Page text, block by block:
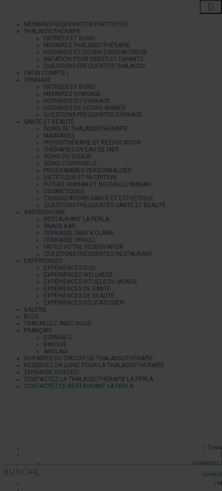
MEMBRES RÉSERVATION D’ACTIVITÉS
THALASSOTHÉRAPIE
ENTRÉES ET BONS
MEMBRES THALASSOTHÉRAPIE
HORAIRES ET COURS D’AQUAFITNESS
NATATION POUR BÉBÉS ET ENFANTS
QUESTIONS FRÉQUENTES THALASSO
| MON COMPTE |
GYMNASE
ENTRÉES ET BONS
MEMBRES GYMNASE
HORAIRES DU GYMNASE
HORAIRES DE COURS ANIMÉS
QUESTIONS FRÉQUENTES GYMNASE
SANTÉ ET BEAUTÉ
SOINS DE THALASSOTHÉRAPIE
MASSAGES
PHYSIOTHÉRAPIE ET RÉÉDUCATION
THÉRAPIES EN EAU DE MER
SOINS DU VISAGE
SOINS CORPORELS
PROGRAMMES PERSONNALISÉS
DIÉTÉTIQUE ET NUTRITION
FUTURE MAMAN ET NOUVELLE MAMAN
COSMÉTIQUES
CONSULTATIONS SANTÉ ET ESTHÉTIQUE
QUESTIONS FRÉQUENTES SANTÉ ET BEAUTÉ
GASTRONOMIE
RESTAURANT LA PERLA
SNACK BAR
TERRASSE SANTA CLARA
TERRASSE URGULL
FAITES VOTRE RÉSERVATION
QUESTIONS FRÉQUENTES RESTAURANT
EXPÉRIENCES
EXPÉRIENCES DUO
EXPÉRIENCES WELLNESS
EXPÉRIENCES RITUELS DU MONDE
EXPÉRIENCES DE SANTÉ
EXPÉRIENCES DE BEAUTÉ
EXPÉRIENCES DELICATESSEN
GALERIE
BLOG
TRAVAILLEZ AVEC NOUS
FRANÇAIS
ESPAGNOL
BASQUE
ANGLAIS
HORAIRES DU CIRCUIT DE THALASSOTHÉRAPIE
RÉSERVEZ EN LIGNE POUR LA THALASSOTHÉRAPIE
TERRASSE IGUELDO
CONTACTEZ LA THALASSOTHÉRAPIE LA PERLA
CONTACTEZ LE RESTAURANT LA PERLA
|
Contactez
|
BUSCAR